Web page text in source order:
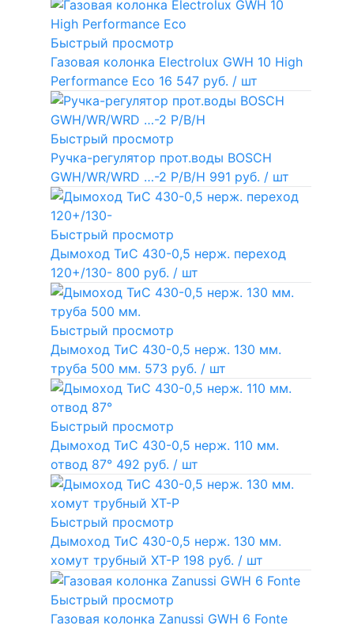
Быстрый просмотр
Газовая колонка Electrolux GWH 10 High
Performance Eco 16 547 руб. / шт
Быстрый просмотр
Ручка-регулятор прот.воды BOSCH
GWH/WR/WRD …-2 P/B/H 991 руб. / шт
Быстрый просмотр
Дымоход ТиС 430-0,5 нерж. переход
120+/130- 800 руб. / шт
Быстрый просмотр
Дымоход ТиС 430-0,5 нерж. 130 мм.
труба 500 мм. 573 руб. / шт
Быстрый просмотр
Дымоход ТиС 430-0,5 нерж. 110 мм.
отвод 87° 492 руб. / шт
Быстрый просмотр
Дымоход ТиС 430-0,5 нерж. 130 мм.
хомут трубный ХТ-Р 198 руб. / шт
Быстрый просмотр
Газовая колонка Zanussi GWH 6 Fonte